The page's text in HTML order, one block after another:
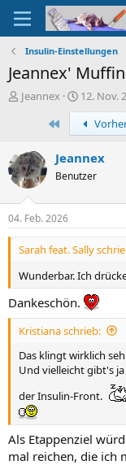
Insulin-Einstellungen
Jeannex'
E
e
l
l
e
Jeannex
E
r
s
t
e
l
m
12. Nov.
Erste
Jeannex
Benutzer
04. Feb. 2026
Sarah feat. Sally
Wunderbar. Ich
Dankeschön.
Kristiana schrieb:
Das klingt wirklich
Und vielleicht gibt's
der Insulin-Front.
Als Etappenziel
mal reichen, die ich